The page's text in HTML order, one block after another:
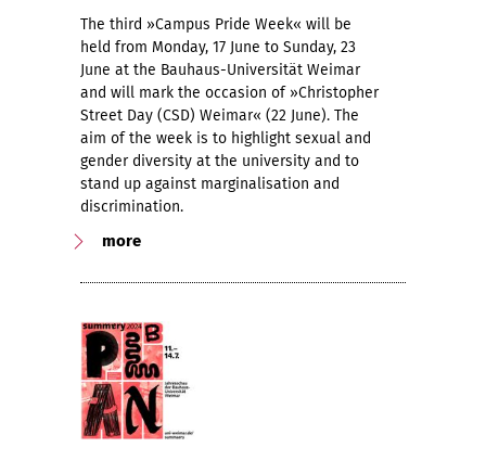
The third »Campus Pride Week« will be
held from Monday, 17 June to Sunday, 23
June at the Bauhaus-Universität Weimar
and will mark the occasion of »Christopher
Street Day (CSD) Weimar« (22 June). The
aim of the week is to highlight sexual and
gender diversity at the university and to
stand up against marginalisation and
discrimination.
more